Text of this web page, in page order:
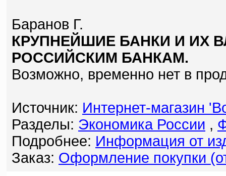
Баранов Г.
КРУПНЕЙШИЕ БАНКИ И ИХ
РОССИЙСКИМ БАНКАМ.
Возможно, временно нет в
Источник: Интернет-магазин
Разделы: Экономика России ,
Подробнее: Информация от
Заказ: Оформление покупки